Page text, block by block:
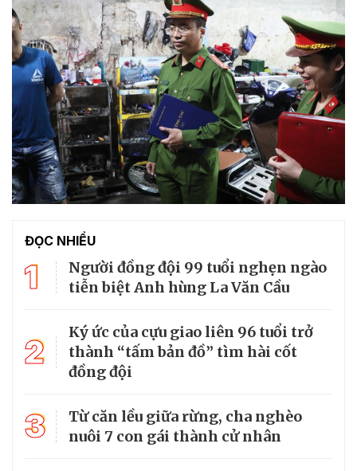
ĐỌC NHIỀU
1
Người đồng đội 99 tuổi nghẹn ngào
tiễn biệt Anh hùng La Văn Cầu
2
Ký ức của cựu giao liên 96 tuổi trở
thành “tấm bản đồ” tìm hài cốt
đồng đội
3
Từ căn lều giữa rừng, cha nghèo
nuôi 7 con gái thành cử nhân